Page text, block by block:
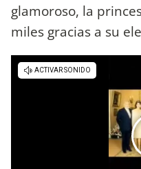
glamoroso, la
miles gracias a su